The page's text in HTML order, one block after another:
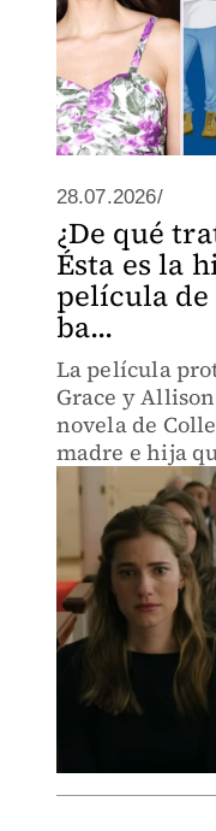
28.07.2026/
¿De qué
Ésta es la
película de
ba...
La película
Grace y
novela de
madre e hija
devastadora
familiar que
siempre.